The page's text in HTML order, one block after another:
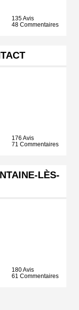
135 Avis
48 Commentaires
176 Avis
71 Commentaires
LÈS-
180 Avis
61 Commentaires